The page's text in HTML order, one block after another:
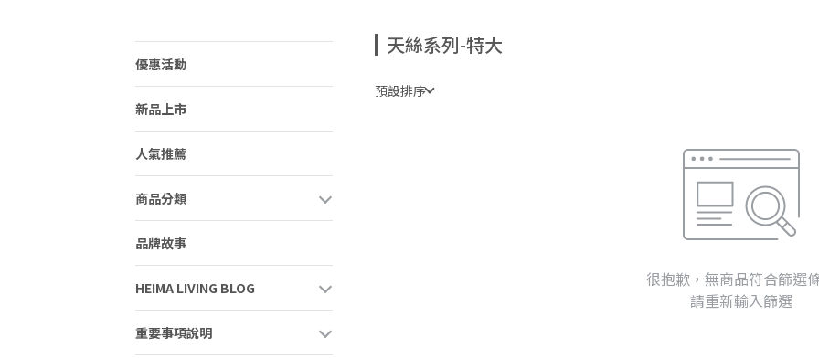
優惠活動
新品上市
人氣推薦
商品分類
品牌故事
HEIMA LIVING BLOG
重要事項說明
天絲系列-特大
預設排序
很抱歉，無商品符合篩選
請重新輸入篩選